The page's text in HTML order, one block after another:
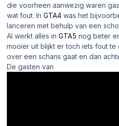
die voorheen aanwezig waren
wat fout. In GTA4 was het
lanceren met behulp van een
Al werkt alles in GTA5 nog beter
mooier uit blijkt er toch iets fout te
over een schans gaat en dan
De gasten van